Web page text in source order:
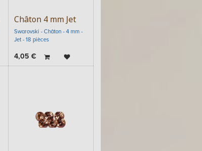
Châton 4 mm Jet
Swarovski - Châton - 4 mm -
Jet - 18 pièces
4,05 €